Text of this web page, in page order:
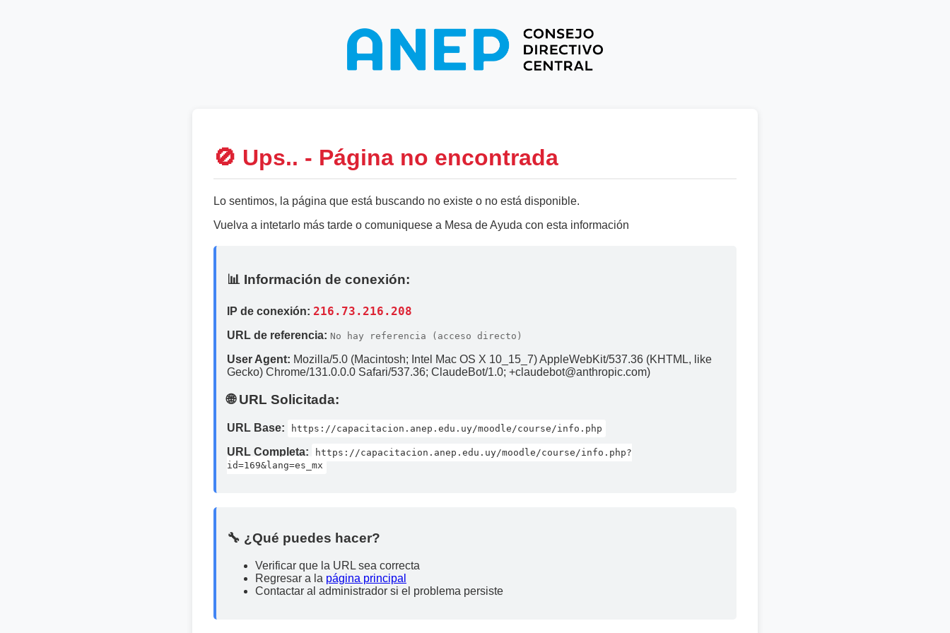
🚫 Ups.. - Página no encontrada
Lo sentimos, la página que está buscando no existe o no está disponible.
Vuelva a intetarlo más tarde o comuniquese a Mesa de Ayuda con esta información
📊 Información de conexión:
IP de conexión: 216.73.216.208
URL de referencia: No hay referencia (acceso directo)
User Agent: Mozilla/5.0 (Macintosh; Intel Mac OS X 10_15_7) AppleWebKit/537.36 (KHTML, like
Gecko) Chrome/131.0.0.0 Safari/537.36; ClaudeBot/1.0; +claudebot@anthropic.com)
🌐 URL Solicitada:
URL Base: https://capacitacion.anep.edu.uy/moodle/course/info.php
URL Completa:
https://capacitacion.anep.edu.uy/moodle/course/info.php?
id=169&lang=es_mx
🔧 ¿Qué puedes hacer?
Verificar que la URL sea correcta
Regresar a la página principal
Contactar al administrador si el problema persiste